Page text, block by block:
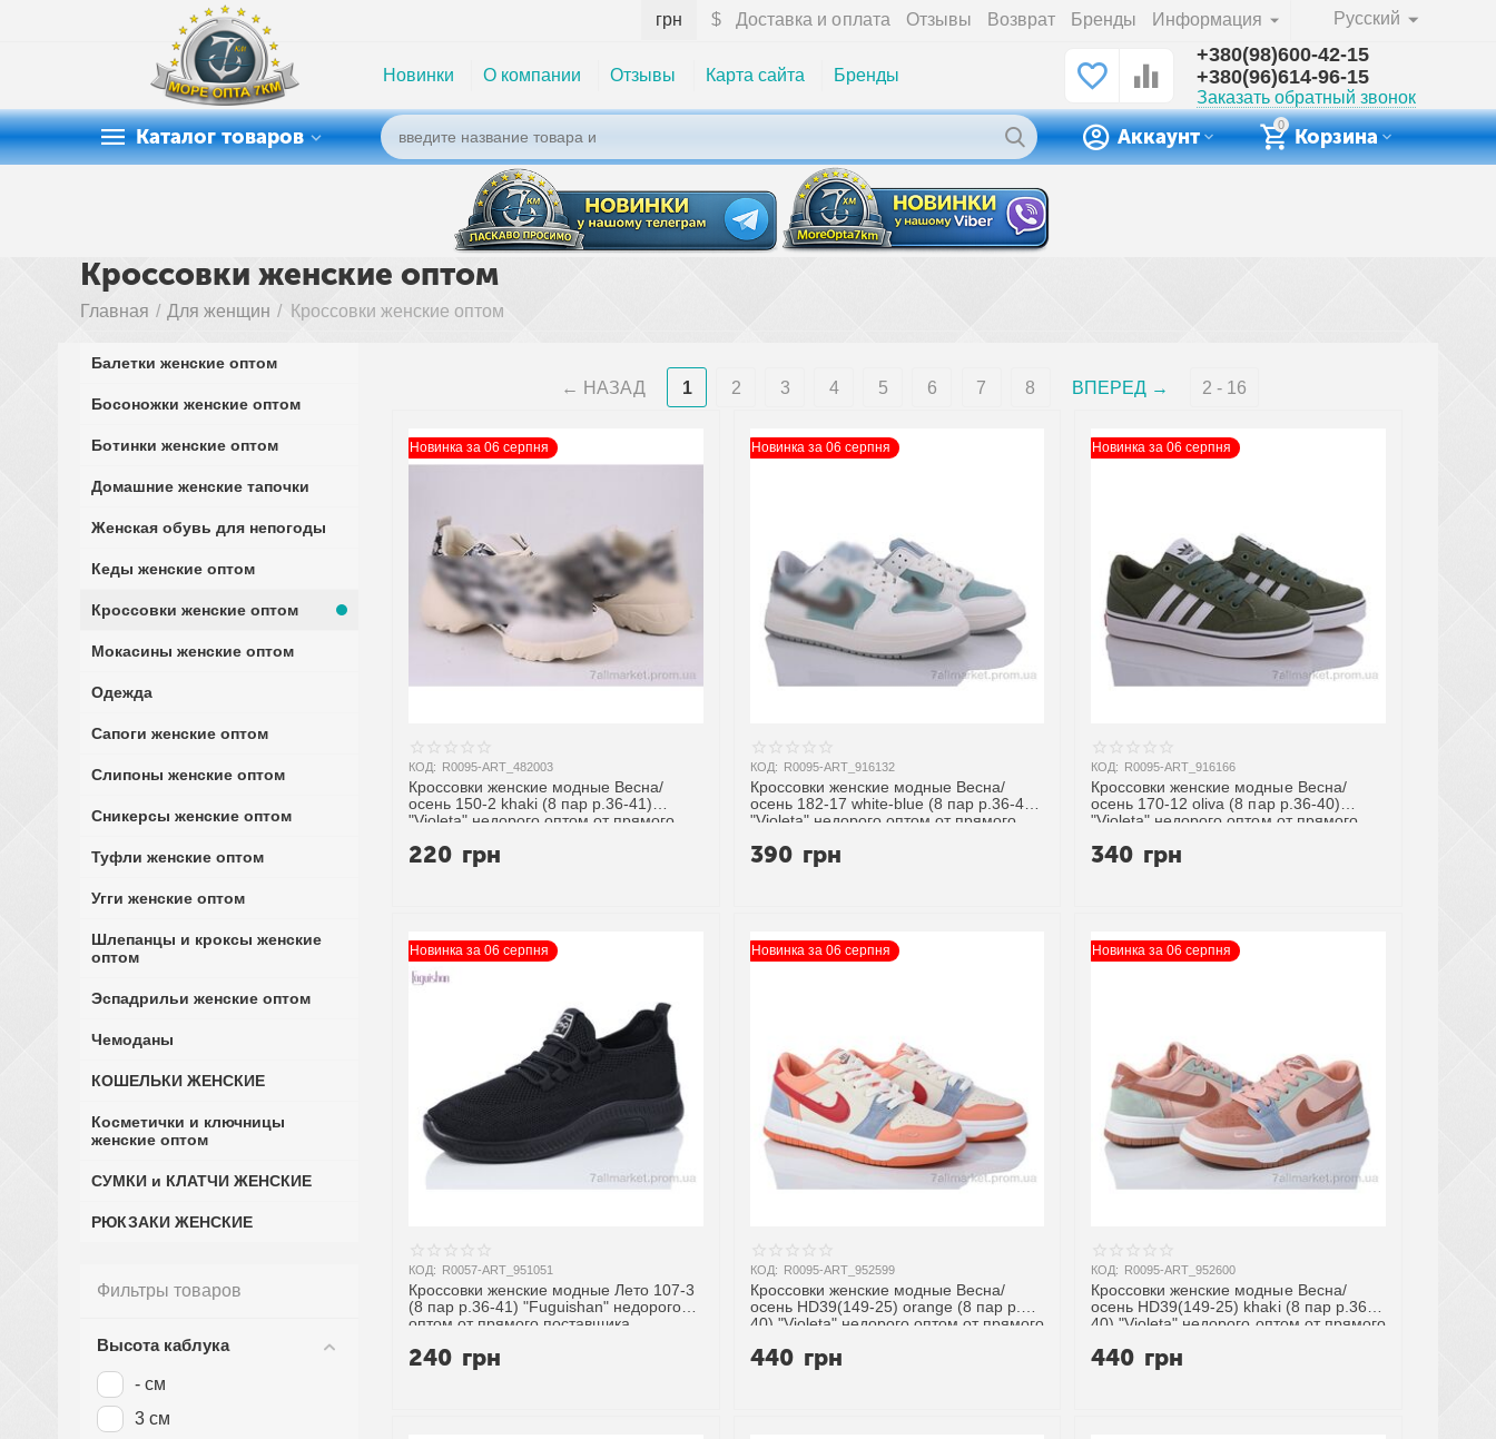
Русский
Доставка и оплата Отзывы Возврат Бренды Информация
грн $
Новинки О компании Отзывы Карта сайта Бренды
+380(98)600-42-15
+380(96)614-96-15
Заказать обратный звонок
Каталог товаров
0
Корзина
Аккаунт
Кроссовки женские оптом
Главная / Для женщин / Кроссовки женские оптом
НАЗАД 1 2 3 4 5 6 7 8 ВПЕРЕД 2 - 16
Новинка за 06 серпня
КОД: R0095-ART_482003
Кроссовки женские модные Весна/
осень 150-2 khaki (8 пар р.36-41)
"Violeta" недорого оптом от прямого
220 грн
Новинка за 06 серпня
КОД: R0095-ART_916132
Кроссовки женские модные Весна/
осень 182-17 white-blue (8 пар р.36-40)
"Violeta" недорого оптом от прямого
390 грн
Новинка за 06 серпня
КОД: R0095-ART_916166
Кроссовки женские модные Весна/
осень 170-12 oliva (8 пар р.36-40)
"Violeta" недорого оптом от прямого
340 грн
Новинка за 06 серпня
КОД: R0057-ART_951051
Кроссовки женские модные Лето 107-3
(8 пар р.36-41) "Fuguishan" недорого
оптом от прямого поставщика
240 грн
Новинка за 06 серпня
КОД: R0095-ART_952599
Кроссовки женские модные Весна/
осень HD39(149-25) orange (8 пар р.36-
40) "Violeta" недорого оптом от прямого
440 грн
Новинка за 06 серпня
КОД: R0095-ART_952600
Кроссовки женские модные Весна/
осень HD39(149-25) khaki (8 пар р.36-
40) "Violeta" недорого оптом от прямого
440 грн
Балетки женские оптом
Босоножки женские оптом
Ботинки женские оптом
Домашние женские тапочки
Женская обувь для непогоды
Кеды женские оптом
Кроссовки женские оптом
Мокасины женские оптом
Одежда
Сапоги женские оптом
Слипоны женские оптом
Сникерсы женские оптом
Туфли женские оптом
Угги женские оптом
Шлепанцы и кроксы женские
оптом
Эспадрильи женские оптом
Чемоданы
КОШЕЛЬКИ ЖЕНСКИЕ
Косметички и ключницы
женские оптом
СУМКИ и КЛАТЧИ ЖЕНСКИЕ
РЮКЗАКИ ЖЕНСКИЕ
Фильтры товаров
Высота каблука
- см
3 см